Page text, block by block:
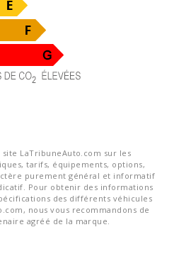
LaTribuneAuto.com sur les
tarifs, équipements, options,
purement général et informatif
Pour obtenir des informations
des différents véhicules
nous vous recommandons de
agréé de la marque.